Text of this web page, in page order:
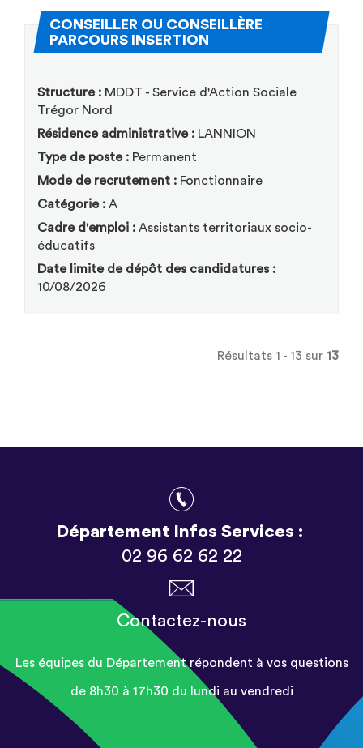
CONSEILLER OU CONSEILLÈRE
PARCOURS INSERTION
Structure : MDDT - Service d'Action Sociale
Trégor Nord
Résidence administrative : LANNION
Type de poste : Permanent
Mode de recrutement : Fonctionnaire
Catégorie : A
Cadre d'emploi : Assistants territoriaux socio-
éducatifs
Date limite de dépôt des candidatures :
10/08/2026
Résultats 1 - 13 sur 13
Département Infos Services :
02 96 62 62 22
Contactez-nous
Les équipes du Département répondent à vos questions
de 8h30 à 17h30 du lundi au vendredi